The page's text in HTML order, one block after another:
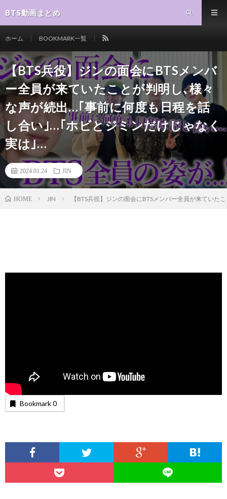
BTS動画まとめ
ホーム BOOKMARK一覧
【BTS兵役】ジンの面会にBTSメンバ
ー全員が来ていたことが判明し､様々
な声が続出…｢事前に何度も日程を話
し合い｣…｢ホビとジミンだけじゃなく
実は｣…
2024.01.24 JIN
HOME JIN 【BTS兵役】ジンの面会にBTSメンバー全員が来てい
Bookmark0